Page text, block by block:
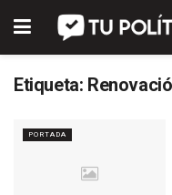
Etiqueta:
PORTADA